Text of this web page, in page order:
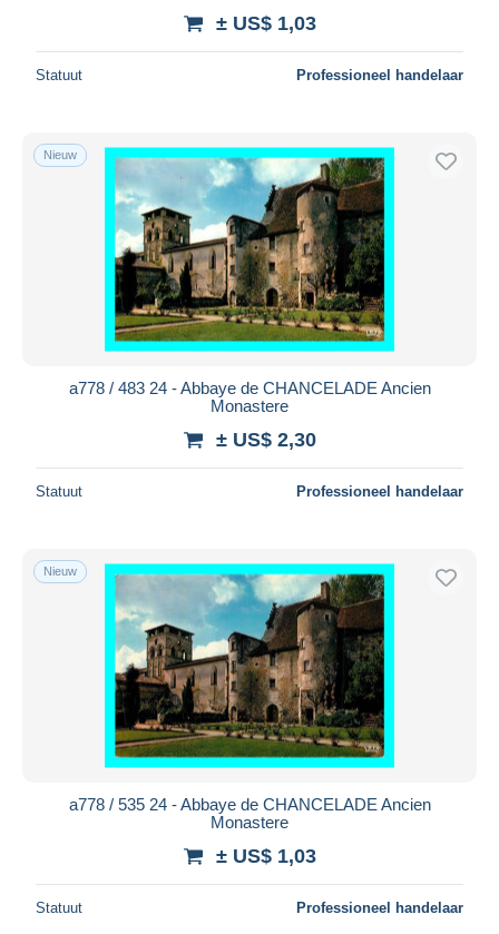
± US$ 1,03
Statuut Professioneel handelaar
Nieuw
a778 / 483 24 - Abbaye de CHANCELADE Ancien
Monastere
± US$ 2,30
Statuut Professioneel handelaar
Nieuw
a778 / 535 24 - Abbaye de CHANCELADE Ancien
Monastere
± US$ 1,03
Statuut Professioneel handelaar